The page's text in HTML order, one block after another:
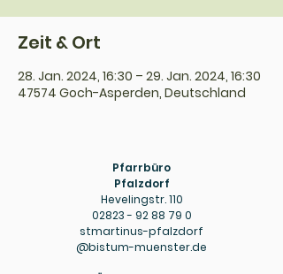
Zeit & Ort
28. Jan. 2024, 16:30 – 29. Jan. 2024, 16:30
47574 Goch-Asperden, Deutschland
Pfarrbüro
Pfalzdorf
Hevelingstr. 110
02823 - 92 88 79 0
stmartinus-pfalzdorf
@bistum-muenster.de